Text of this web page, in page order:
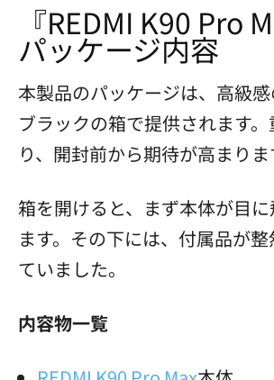
『REDMI K90 Pro
パッケージ内容
本製品のパッケージは、高級
ブラックの箱で提供されます
り、開封前から期待が高まりま
箱を開けると、まず本体が目
ます。その下には、付属品が
ていました。
内容物一覧